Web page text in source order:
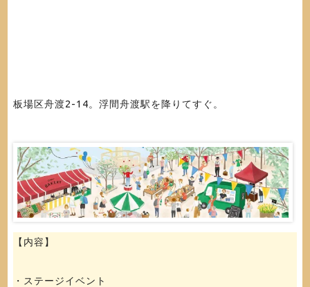
板場区舟渡2-14。浮間舟渡駅を降りてすぐ。
【内容】
・ステージイベント